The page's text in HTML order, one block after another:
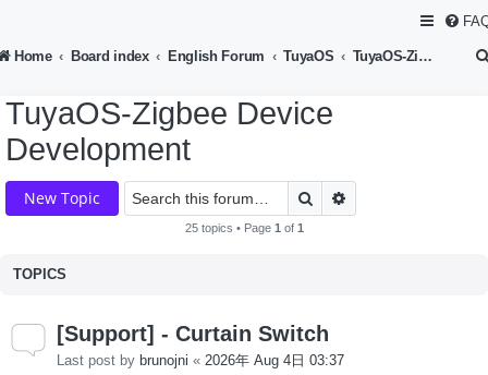
Home Board index English Forum TuyaOS TuyaOS-Zigbee Device Development
TuyaOS-Zigbee Device
Development
New Topic Search
25 topics • Page 1 of 1
TOPICS
[Support] - Curtain Switch
Last post by brunojni « 2026年 Aug 4日 03:37